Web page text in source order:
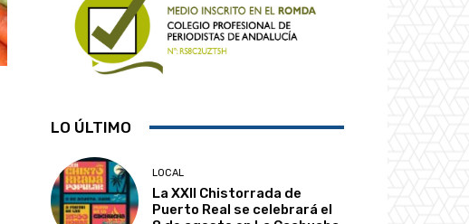
LO ÚLTIMO
LOCAL
La XXII Chistorrada de
Puerto Real se celebrará el